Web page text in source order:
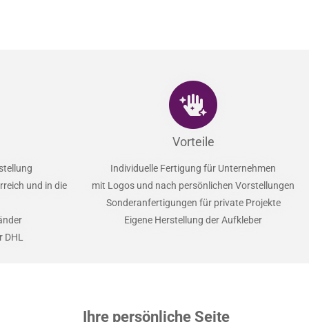
und in die
Vorteile
Individuelle Fertigung für Unternehmen
mit Logos und nach persönlichen Vorstellungen
Sonderanfertigungen für private Projekte
Eigene Herstellung der Aufkleber
Ihre persönliche Seite